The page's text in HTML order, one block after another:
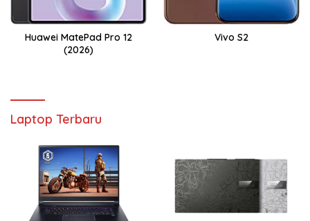
Huawei MatePad Pro 12
(2026)
Vivo S2
Laptop Terbaru